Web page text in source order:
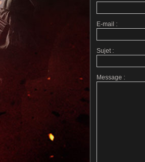
E-mail :
Sujet :
Message :